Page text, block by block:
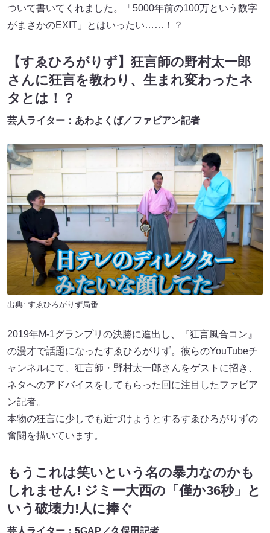
ついて書いてくれました。「5000年前の100万という数字
がまさかのEXIT」とはいったい……！？
【すゑひろがりず】狂言師の野村太一郎
さんに狂言を教わり、生まれ変わったネ
タとは！？
芸人ライター：あわよくば／ファビアン記者
出典: すゑひろがりず局番
2019年M-1グランプリの決勝に進出し、『狂言風合コン』
の漫才で話題になったすゑひろがりず。彼らのYouTubeチ
ャンネルにて、狂言師・野村太一郎さんをゲストに招き、
ネタへのアドバイスをしてもらった回に注目したファビア
ン記者。
本物の狂言に少しでも近づけようとするすゑひろがりずの
奮闘を描いています。
もうこれは笑いという名の暴力なのかも
しれません! ジミー大西の「僅か36秒」と
いう破壊力!人に捧ぐ
芸人ライター：5GAP／久保田記者